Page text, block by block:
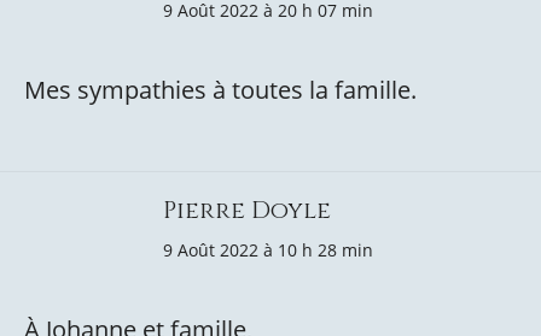
9 Août 2022 à 20 h 07 min
Mes sympathies à toutes la famille.
Pierre Doyle
9 Août 2022 à 10 h 28 min
À Johanne et famille,